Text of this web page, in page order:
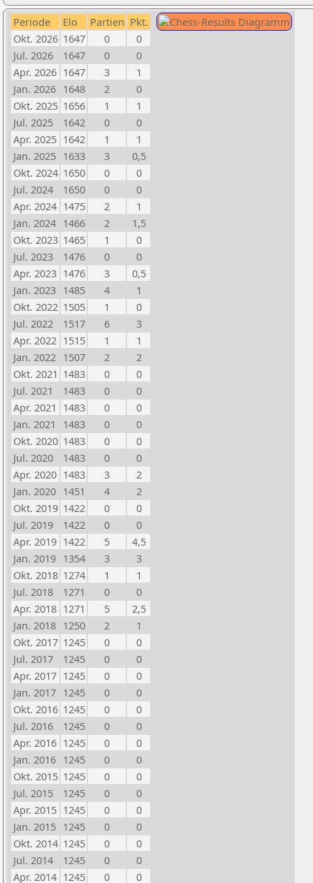
Periode Elo Partien Pkt.
Okt. 2026 1647 0
0
Jul. 2026
1647 0
0
Apr. 2026 1647 3
1
Jan. 2026 1648 2
0
Okt. 2025 1656 1
1
Jul. 2025
1642 0
0
Apr. 2025 1642 1
1
Jan. 2025 1633 3
0,5
Okt. 2024 1650 0
0
Jul. 2024
1650 0
0
Apr. 2024 1475 2
1
Jan. 2024 1466 2
1,5
Okt. 2023 1465 1
0
Jul. 2023
1476 0
0
Apr. 2023 1476 3
0,5
Jan. 2023 1485 4
1
Okt. 2022 1505 1
0
Jul. 2022
1517 6
3
Apr. 2022 1515 1
1
Jan. 2022 1507 2
2
Okt. 2021 1483 0
0
Jul. 2021
1483 0
0
Apr. 2021 1483 0
0
Jan. 2021
1483 0
0
Okt. 2020 1483 0
0
Jul. 2020
1483 0
0
Apr. 2020 1483 3
2
Jan. 2020 1451 4
2
Okt. 2019 1422 0
0
Jul. 2019
1422 0
0
Apr. 2019 1422 5
4,5
Jan. 2019 1354 3
3
Okt. 2018 1274 1
1
Jul. 2018
1271 0
0
Apr. 2018 1271 5
2,5
Jan. 2018 1250 2
1
Okt. 2017 1245 0
0
Jul. 2017
1245 0
0
Apr. 2017 1245 0
0
Jan. 2017 1245 0
0
Okt. 2016 1245 0
0
Jul. 2016
1245 0
0
Apr. 2016 1245 0
0
Jan. 2016 1245 0
0
Okt. 2015 1245 0
0
Jul. 2015
1245 0
0
Apr. 2015 1245 0
0
Jan. 2015 1245 0
0
Okt. 2014 1245 0
0
Jul. 2014
1245 0
0
Apr. 2014 1245 0
0